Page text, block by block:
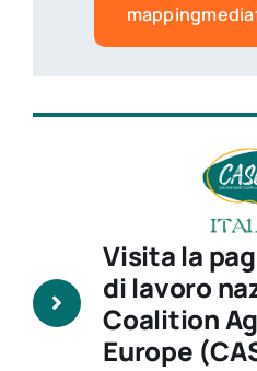
Visita la
di lavoro
Coalition
Europe